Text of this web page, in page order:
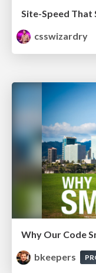
Site-Speed That
csswizardry
Why Our Code
bkeepers